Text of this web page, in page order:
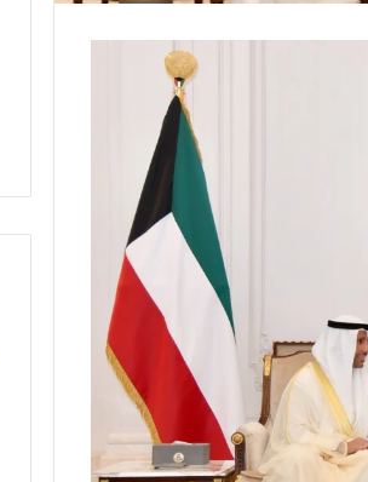
تراجع
حاد
لمؤشرات
البورصة…
والسيولة
نحو